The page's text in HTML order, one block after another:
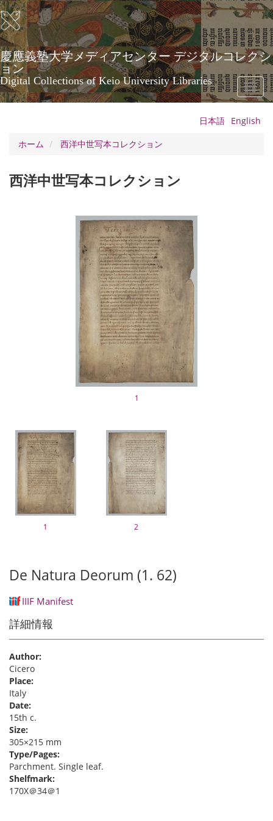
メ
イ
ン
コ
ン
テ
ン
ツ
に
慶應義塾大学メディアセンター デジタルコレクシ
ョン
Digital Collections of Keio University Libraries
Toggle
日本語 English
ホーム
西洋中世写本コレクション
西洋中世写本コレクション
1
1 2
De Natura Deorum (1. 62)
IIIF Manifest
詳細情報
Author:
Cicero
Place:
Italy
Date:
15th c.
Size:
305×215 mm
Type/Pages:
Parchment. Single leaf.
Shelfmark:
170X＠34＠1